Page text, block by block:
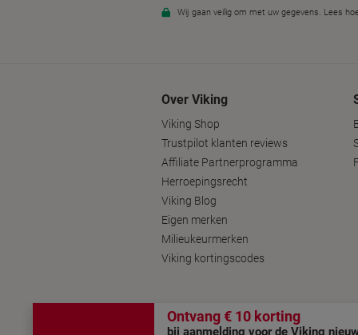
Over Viking
Viking Shop
Trustpilot klanten reviews
Affiliate Partnerprogramma
Herroepingsrecht
Viking Blog
Eigen merken
Milieukeurmerken
Viking kortingscodes
Volg ons op